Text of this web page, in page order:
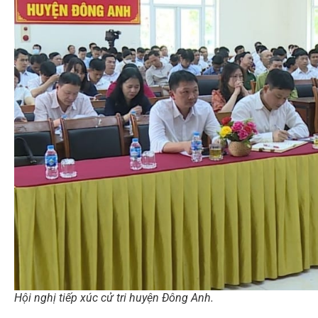
Hội nghị tiếp xúc cử tri huyện Đông Anh.